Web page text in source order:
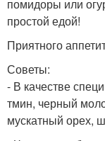
помидоры или
простой едой!
Приятного
Советы:
- В качестве
тмин, черный
мускатный орех,